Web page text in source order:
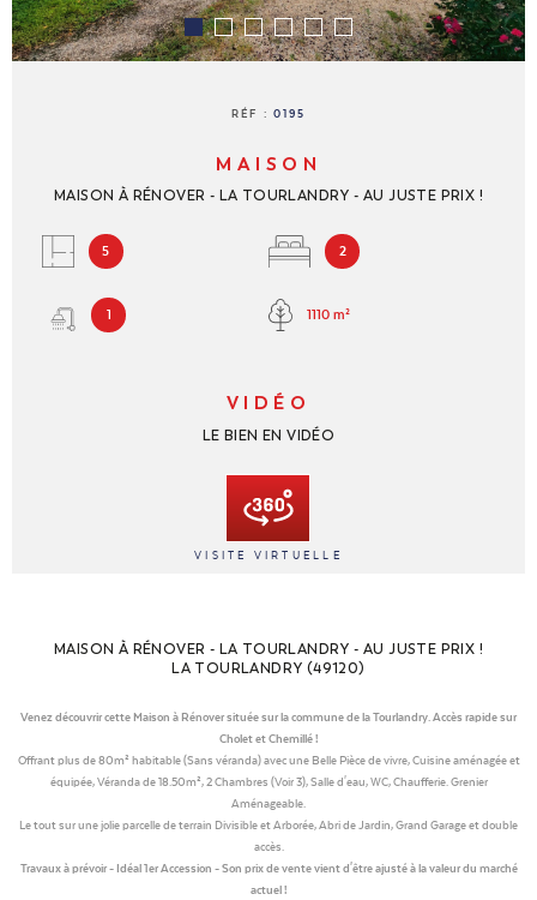
NOUS
RÉF :0195
MAISON
MAISON À RÉNOVER - LA TOURLANDRY - AU JUSTE PRIX !
5 2
1 1110 m²
VIDÉO
LE BIEN EN VIDÉO
VISITE VIRTUELLE
MAISON À RÉNOVER - LA TOURLANDRY - AU JUSTE PRIX !
LA TOURLANDRY (49120)
Venez découvrir cette Maison à Rénover située sur la commune de la Tourlandry. Accès rapide sur
Cholet et Chemillé !
Offrant plus de 80m² habitable (Sans véranda) avec une Belle Pièce de vivre, Cuisine aménagée et
équipée, Véranda de 18.50m², 2 Chambres (Voir 3), Salle d'eau, WC, Chaufferie. Grenier
Aménageable.
Le tout sur une jolie parcelle de terrain Divisible et Arborée, Abri de Jardin, Grand Garage et double
accès.
Travaux à prévoir - Idéal 1er Accession - Son prix de vente vient d'être ajusté à la valeur du marché
actuel !